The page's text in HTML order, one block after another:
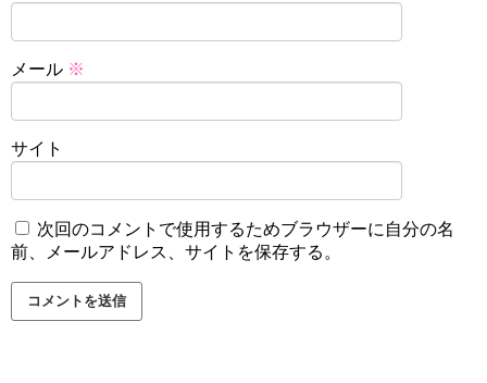
メール ※
サイト
次回のコメントで使用するためブラウザーに自分の名
前、メールアドレス、サイトを保存する。